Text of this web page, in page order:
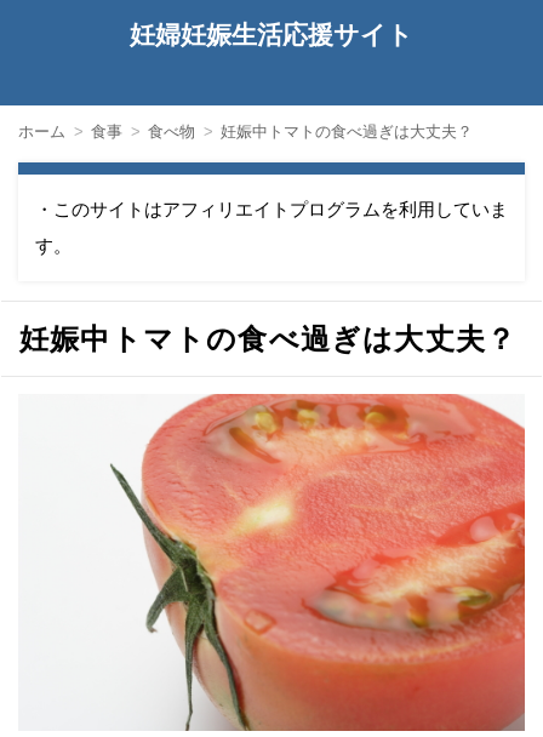
妊婦妊娠生活応援サイト
ホーム 食事 食べ物 妊娠中トマトの食べ過ぎは大丈夫？
・このサイトはアフィリエイトプログラムを利用していま
す。
妊娠中トマトの食べ過ぎは大丈夫？